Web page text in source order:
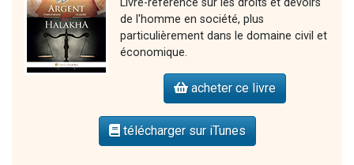
Livre-référence sur les droits et devoirs
de l'homme en société, plus
particulièrement dans le domaine civil et
économique.
acheter ce livre
télécharger sur iTunes